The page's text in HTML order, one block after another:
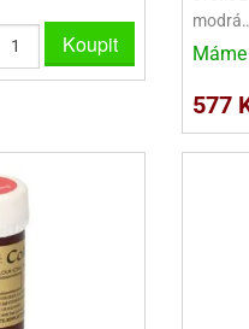
SUROVINY
DRIP POLEVY
ZTUŽOVAČE ŠLEHAČKY
ŠLEHAČKY
SUROVINY
CHLADÍCÍ SPREJE
Koupit
577